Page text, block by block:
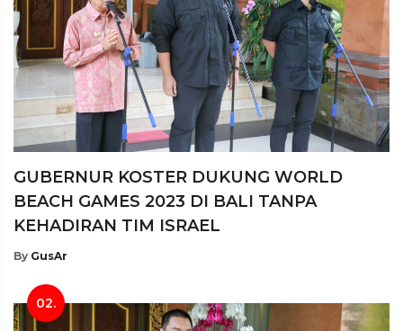
GUBERNUR KOSTER DUKUNG WORLD
BEACH GAMES 2023 DI BALI TANPA
KEHADIRAN TIM ISRAEL
By GusAr
02.